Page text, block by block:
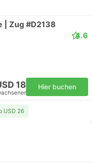
| Zug #D2138
4.6
18 Hier buchen
USD 26